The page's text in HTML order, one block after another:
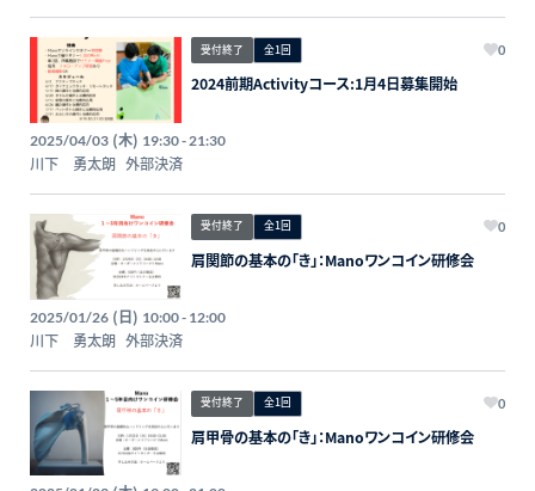
受付終了 全1回 0
2024前期Activityコース:1月4日募集開始
2025/04/03 (木) 19:30 - 21:30
川下 勇太朗 外部決済
受付終了 全1回 0
肩関節の基本の「き」：Manoワンコイン研修会
2025/01/26 (日) 10:00 - 12:00
川下 勇太朗 外部決済
受付終了 全1回 0
肩甲骨の基本の「き」：Manoワンコイン研修会